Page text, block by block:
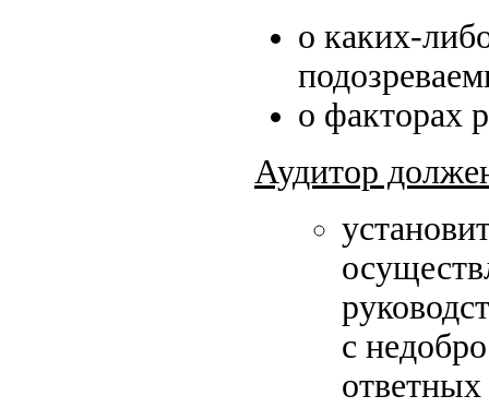
о каких-
о факторах
Аудитор
с